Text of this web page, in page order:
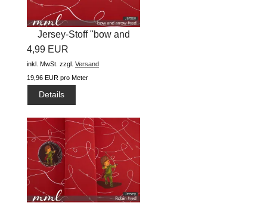
Jersey-Stoff "bow and
4,99 EUR
inkl. MwSt. zzgl. Versand
19,96 EUR pro Meter
Details